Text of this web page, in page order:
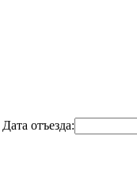
Дата отъезда: